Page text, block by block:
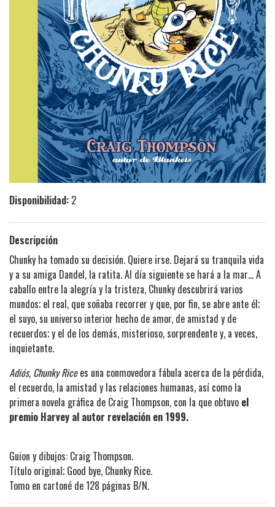
Disponibilidad: 2
Descripción
Chunky ha tomado su decisión. Quiere irse. Dejará su tranquila vida
y a su amiga Dandel, la ratita. Al día siguiente se hará a la mar… A
caballo entre la alegría y la tristeza, Chunky descubrirá varios
mundos; el real, que soñaba recorrer y que, por fin, se abre ante él;
el suyo, su universo interior hecho de amor, de amistad y de
recuerdos; y el de los demás, misterioso, sorprendente y, a veces,
inquietante.
Adiós, Chunky Ricees una conmovedora fábula acerca de la pérdida,
el recuerdo, la amistad y las relaciones humanas, así como la
primera novela gráfica de Craig Thompson, con la que obtuvo el
premio Harvey al autor revelación en 1999.
Guion y dibujos: Craig Thompson.
Título original; Good bye, Chunky Rice.
Tomo en cartoné de 128 páginas B/N.